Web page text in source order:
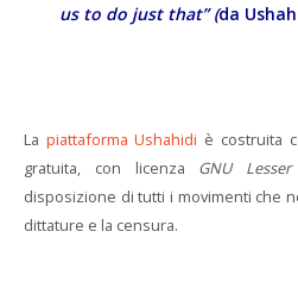
us to do just that” (da
La piattaforma Ushahidi è costruita
gratuita, con licenza GNU
disposizione di tutti i movimenti che
dittature e la censura.